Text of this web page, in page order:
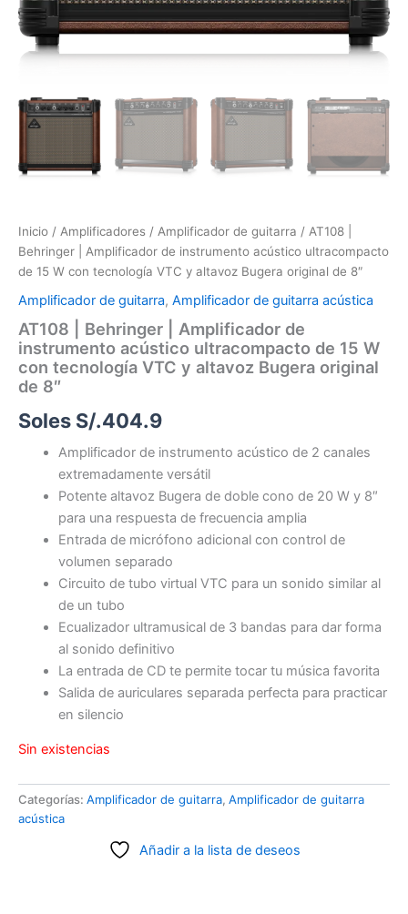
Inicio / Amplificadores / Amplificador de guitarra / AT108 |
Behringer | Amplificador de instrumento acústico ultracompacto
de 15 W con tecnología VTC y altavoz Bugera original de 8″
Amplificador de guitarra, Amplificador de guitarra acústica
AT108 | Behringer | Amplificador de
instrumento acústico ultracompacto de 15 W
con tecnología VTC y altavoz Bugera original
de 8″
Soles S/.404.9
Amplificador de instrumento acústico de 2 canales
extremadamente versátil
Potente altavoz Bugera de doble cono de 20 W y 8″
para una respuesta de frecuencia amplia
Entrada de micrófono adicional con control de
volumen separado
Circuito de tubo virtual VTC para un sonido similar al
de un tubo
Ecualizador ultramusical de 3 bandas para dar forma
al sonido definitivo
La entrada de CD te permite tocar tu música favorita
Salida de auriculares separada perfecta para practicar
en silencio
Sin existencias
Categorías: Amplificador de guitarra, Amplificador de guitarra
acústica
Añadir a la lista de deseos